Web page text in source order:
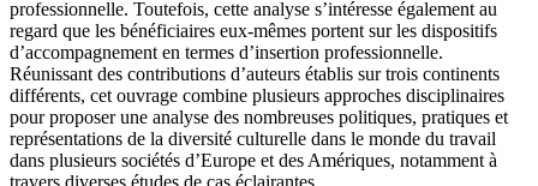
professionnelle. Toutefois, cette analyse s’intéresse également au
regard que les bénéficiaires eux-mêmes portent sur les dispositifs
d’accompagnement en termes d’insertion professionnelle.
Réunissant des contributions d’auteurs établis sur trois continents
différents, cet ouvrage combine plusieurs approches disciplinaires
pour proposer une analyse des nombreuses politiques, pratiques et
représentations de la diversité culturelle dans le monde du travail
dans plusieurs sociétés d’Europe et des Amériques, notamment à